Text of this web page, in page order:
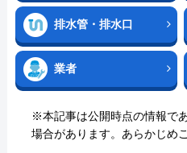
排水管・排水口
業者
※本記事は公開時点の情報で
場合があります。あらかじめ